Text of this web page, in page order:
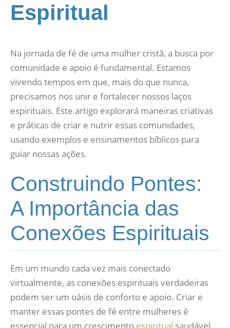
Espiritual
Na jornada de fé de uma mulher cristã, a busca por
comunidade e apoio é fundamental. Estamos
vivendo tempos em que, mais do que nunca,
precisamos nos unir e fortalecer nossos laços
espirituais. Este artigo explorará maneiras criativas
e práticas de criar e nutrir essas comunidades,
usando exemplos e ensinamentos bíblicos para
guiar nossas ações.
Construindo Pontes:
A Importância das
Conexões Espirituais
Em um mundo cada vez mais conectado
virtualmente, as conexões espirituais verdadeiras
podem ser um oásis de conforto e apoio. Criar e
manter essas pontes de fé entre mulheres é